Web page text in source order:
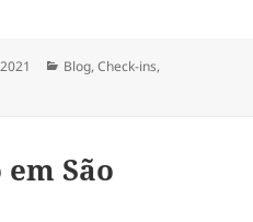
Categorias
Blog,Check-ins,
São